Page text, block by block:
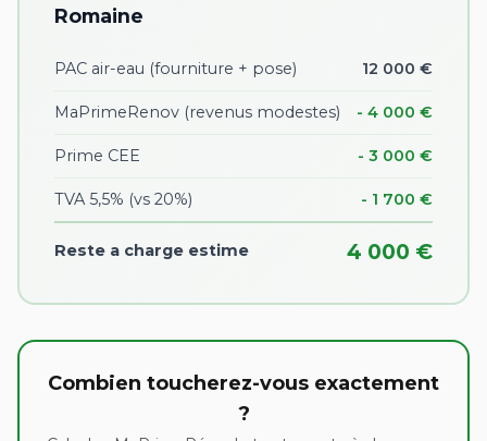
Romaine
PAC air-eau (fourniture + pose) 12 000 €
MaPrimeRenov (revenus modestes) - 4 000 €
Prime CEE - 3 000 €
TVA 5,5% (vs 20%) - 1 700 €
Reste a charge estime 4 000 €
Combien toucherez-vous exactement
?